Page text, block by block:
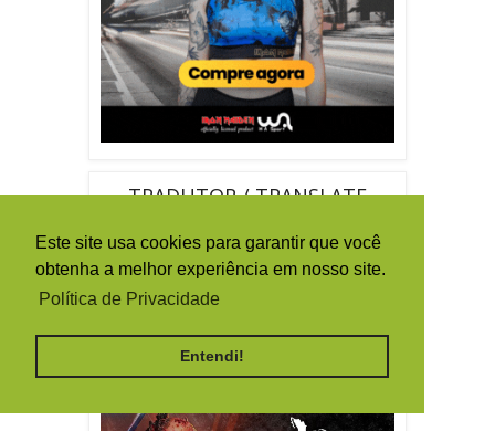
Este site usa cookies para garantir que você
obtenha a melhor experiência em nosso site.
Política de Privacidade
Entendi!
TRADUTOR / TRANSLATE